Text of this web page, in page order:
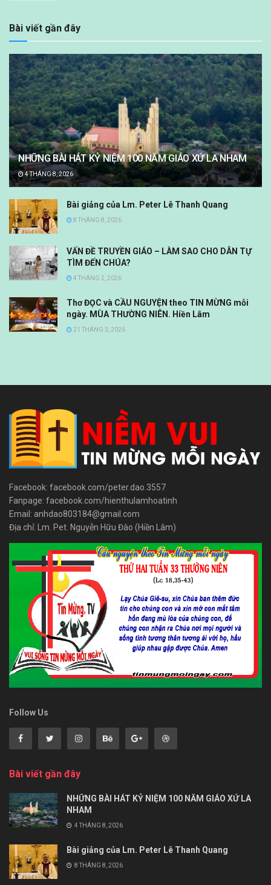
Bài viết gần đây
NHỮNG BÀI HÁT KỶ NIỆM 100 NĂM GIÁO XỨ LA NHAM
4 THÁNG 8, 2026
Bài giảng của Lm. Peter Lê Thanh Quang
8 THÁNG 8, 2026
VẤN ĐỀ TRUYỀN GIÁO – LÀM SAO CHO DÂN TỰ
TÌM ĐẾN CHÚA?
4 THÁNG 2, 2026
Thơ ĐỌC và CẦU NGUYỆN theo TIN MỪNG mỗi
ngày. MÙA THƯỜNG NIÊN. Hiền Lâm
21 THÁNG 3, 2026
Facebook: facebook.com/peter.dao.3557
Fanpage: facebook.com/hienthulamhoatinh
Email: anhdao803184@gmail.com
Địa chỉ: Lm. Pet. Nguyễn Hữu Đào (Hiền Lâm)
Follow Us
Bài viết gần đây
NHỮNG BÀI HÁT KỶ NIỆM 100 NĂM GIÁO XỨ LA
NHAM
4 THÁNG 8, 2026
Bài giảng của Lm. Peter Lê Thanh Quang
8 THÁNG 8, 2026